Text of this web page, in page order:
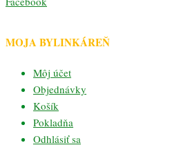
MOJA BYLINKÁREŇ
Môj účet
Objednávky
Košík
Pokladňa
Odhlásiť sa